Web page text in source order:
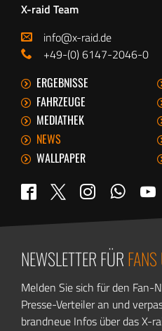
X-raid Team
info@x-raid.de
+49-(0) 6147-2046-0
ERGEBNISSE
FAHRZEUGE
MEDIATHEK
NEWS
WALLPAPER
Facebook
Twitter Instagram
WhatsApp
NEWSLETTER FÜR
Melden Sie sich für den Fan-
Presse-Verteiler an und
brandneue Infos über das X-